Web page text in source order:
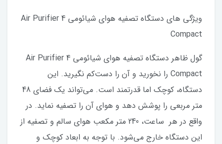
ویژگی های دستگاه تصفیه هوای شیائومی Air Purifier 4
Compact
گول ظاهر دستگاه تصفیه هوای شیائومی Air Purifier 4
Compact را نخورید و آن را دست‌کم نگیرید. این
دستگاه، کوچک اما قدرتمند است. می‌تواند یک فضای 48
متر مربعی را پوشش دهد و هوای آن را تصفیه نماید. در
واقع در هر ساعت، 240 متر مکعب هوای سالم و تصفیه از
این دستگاه خارج می‌شود. با توجه به ابعاد کوچک و